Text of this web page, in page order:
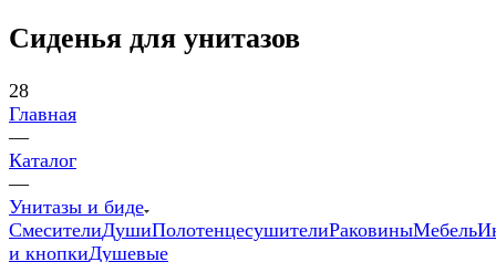
Сиденья для унитазов
28
Главная
—
Каталог
—
Унитазы и биде
СмесителиДушиПолотенцесушителиРаковиныМебель
и кнопкиДушевые